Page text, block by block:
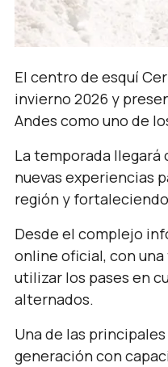
El centro de esquí
invierno 2026 y
Andes como uno de
La temporada
nuevas experiencias
región y
Desde el complejo
online oficial, con
utilizar los pases en
alternados.
Una de las
generación con